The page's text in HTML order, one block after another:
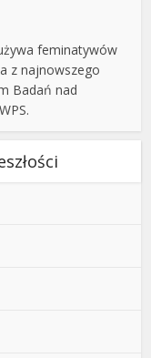
feminatywów
z najnowszego
Badań nad